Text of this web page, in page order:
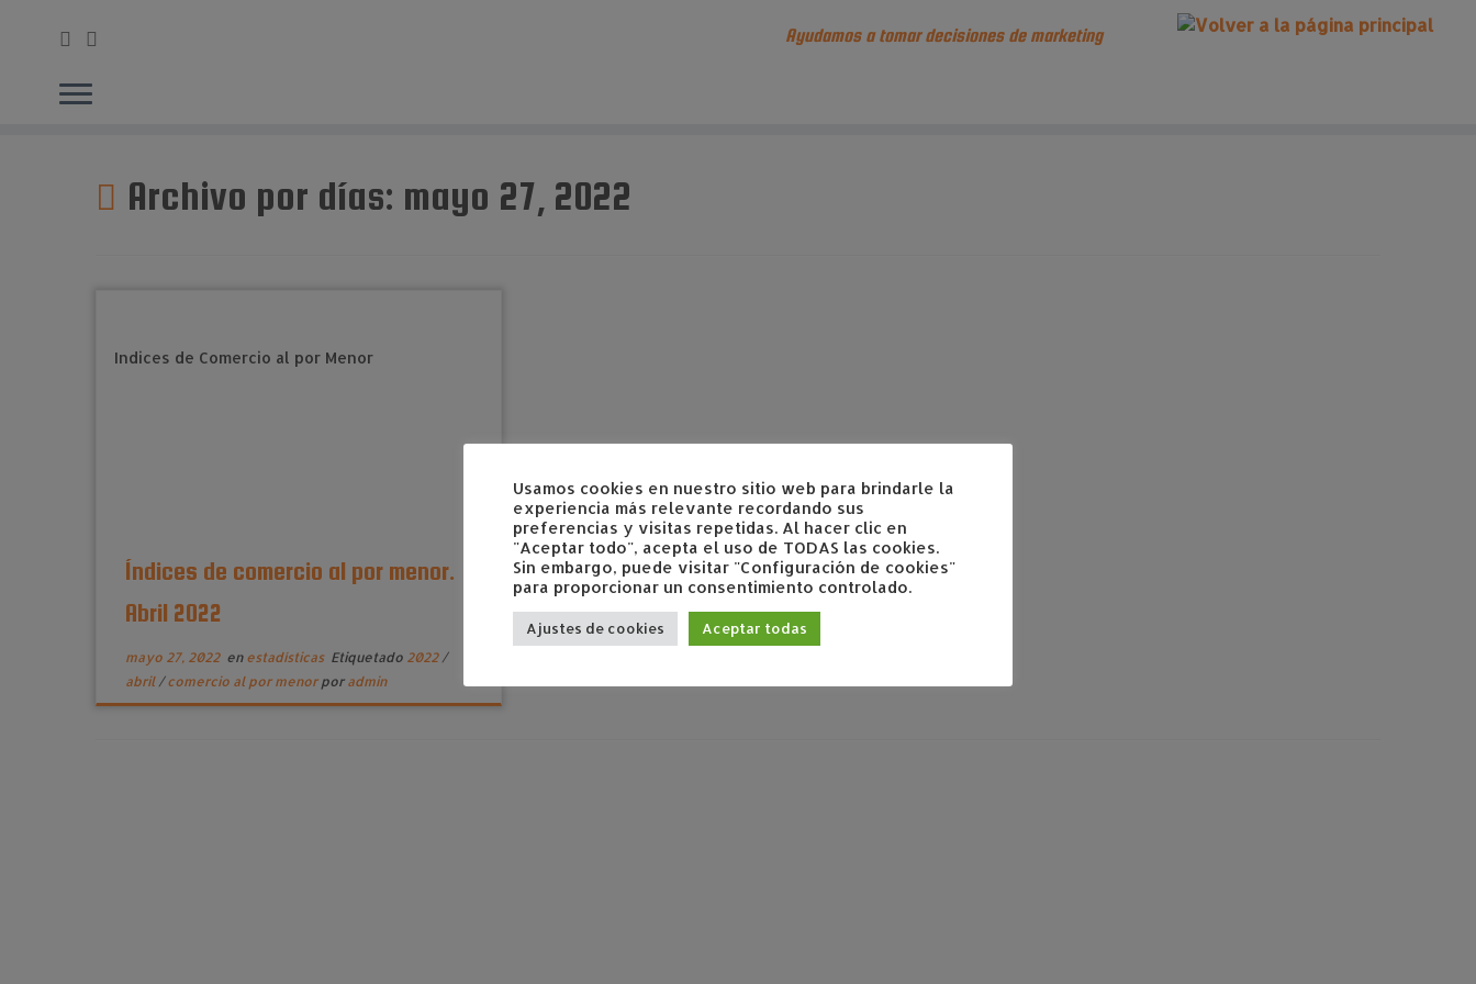
Ayudamos a tomar decisiones de marketing
Archivo por días: mayo 27, 2022
Índices de comercio al por menor.
Abril 2022
mayo 27, 2022en estadísticas Etiquetado 2022 /
abril /comercio al por menor por admin
Usamos cookies en nuestro sitio web para brindarle la
experiencia más relevante recordando sus
preferencias y visitas repetidas. Al hacer clic en
"Aceptar todo", acepta el uso de TODAS las cookies.
Sin embargo, puede visitar "Configuración de cookies"
para proporcionar un consentimiento controlado.
Ajustes de cookies Aceptar todas